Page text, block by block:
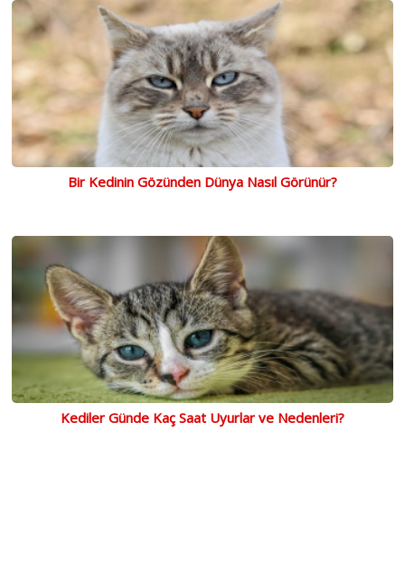
Bir Kedinin Gözünden Dünya Nasıl Görünür?
Kediler Günde Kaç Saat Uyurlar ve Nedenleri?